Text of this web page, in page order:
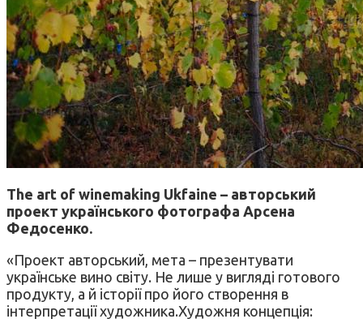
The art of winemaking Ukfaine – авторський
проект українського фотографа Арсена
Федосенко.
«Проект авторський, мета – презентувати
українське вино світу. Не лише у вигляді готового
продукту, а й історії про його створення в
інтерпретації художника.Художня концепція: